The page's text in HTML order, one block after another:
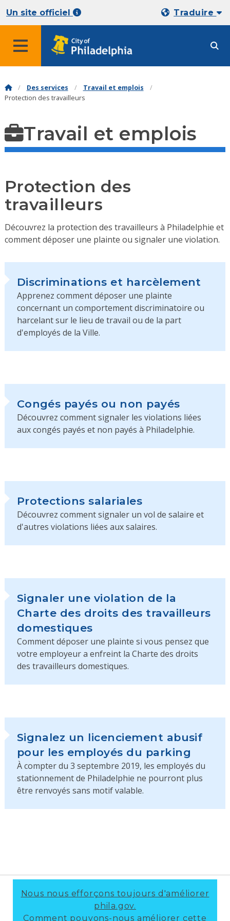
Un site officiel Traduire
Des services
Travail et emplois
Protection des travailleurs
Travail et emplois
Protection des
travailleurs
Découvrez la protection des travailleurs à Philadelphie et
comment déposer une plainte ou signaler une violation.
Discriminations et harcèlement
Apprenez comment déposer une plainte
concernant un comportement discriminatoire ou
harcelant sur le lieu de travail ou de la part
d'employés de la Ville.
Congés payés ou non payés
Découvrez comment signaler les violations liées
aux congés payés et non payés à Philadelphie.
Protections salariales
Découvrez comment signaler un vol de salaire et
d'autres violations liées aux salaires.
Signaler une violation de la
Charte des droits des travailleurs
domestiques
Comment déposer une plainte si vous pensez que
votre employeur a enfreint la Charte des droits
des travailleurs domestiques.
Signalez un licenciement abusif
pour les employés du parking
À compter du 3 septembre 2019, les employés du
stationnement de Philadelphie ne pourront plus
être renvoyés sans motif valable.
Nous nous efforçons toujours d'améliorer
phila.gov.
Comment pouvons-nous améliorer cette